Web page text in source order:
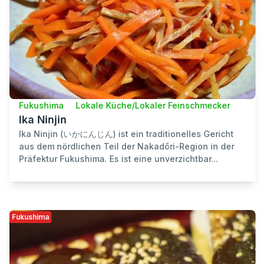
Fukushima Lokale Küche/Lokaler Feinschmecker
Ika Ninjin
Ika Ninjin (いかにんじん) ist ein traditionelles Gericht
aus dem nördlichen Teil der Nakadōri-Region in der
Präfektur Fukushima. Es ist eine unverzichtbar...
Fukushima